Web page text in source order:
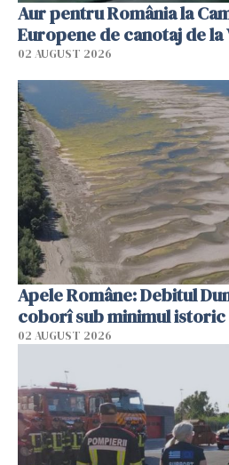
Aur pentru România la
Europene de canotaj de la
02 AUGUST 2026
Apele Române: Debitul
coborî sub minimul istoric
02 AUGUST 2026